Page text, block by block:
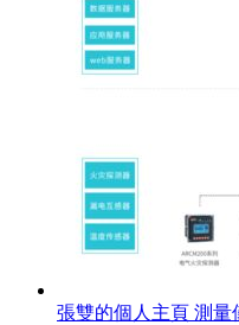
張雙的個人主頁 測量